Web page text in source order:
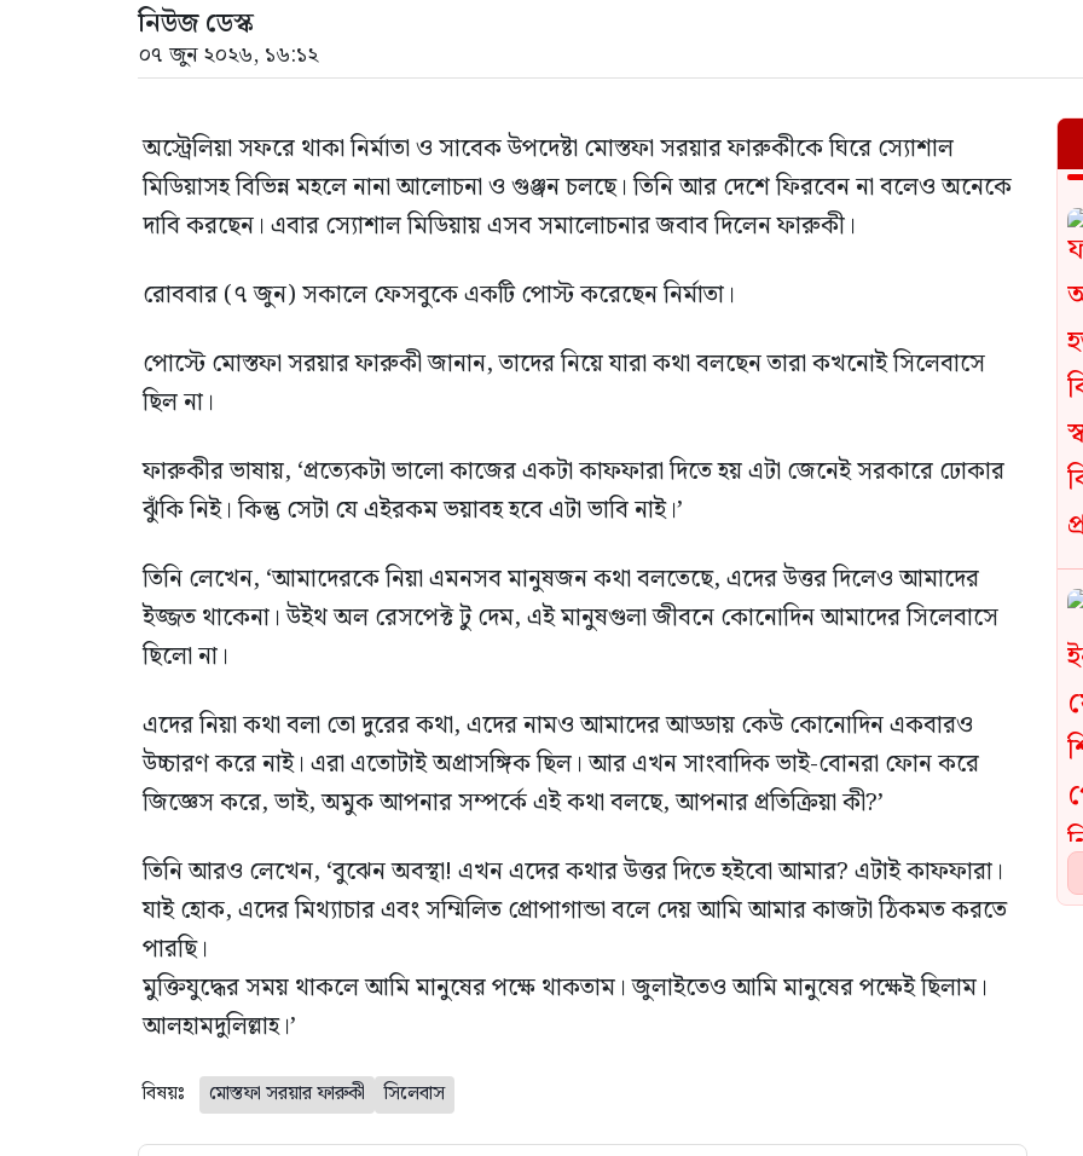
নিউজ ডেস্ক
০৭ জুন ২০২৬, ১৬:১২
অস্ট্রেলিয়া সফরে থাকা নির্মাতা ও সাবেক উপদেষ্টা মোস্তফা সরয়ার ফারুকীকে ঘিরে স্যোশাল
মিডিয়াসহ বিভিন্ন মহলে নানা আলোচনা ও গুঞ্জন চলছে। তিনি আর দেশে ফিরবেন না বলেও অনেকে
দাবি করছেন। এবার স্যোশাল মিডিয়ায় এসব সমালোচনার জবাব দিলেন ফারুকী।
রোববার (৭ জুন) সকালে ফেসবুকে একটি পোস্ট করেছেন নির্মাতা।
পোস্টে মোস্তফা সরয়ার ফারুকী জানান, তাদের নিয়ে যারা কথা বলছেন তারা কখনোই সিলেবাসে
ছিল না।
ফারুকীর ভাষায়, ‘প্রত্যেকটা ভালো কাজের একটা কাফফারা দিতে হয় এটা জেনেই সরকারে ঢোকার
ঝুঁকি নিই। কিন্তু সেটা যে এইরকম ভয়াবহ হবে এটা ভাবি নাই।’
তিনি লেখেন, ‘আমাদেরকে নিয়া এমনসব মানুষজন কথা বলতেছে, এদের উত্তর দিলেও আমাদের
ইজ্জত থাকেনা। উইথ অল রেসপেক্ট টু দেম, এই মানুষগুলা জীবনে কোনোদিন আমাদের সিলেবাসে
ছিলো না।
এদের নিয়া কথা বলা তো দুরের কথা, এদের নামও আমাদের আড্ডায় কেউ কোনোদিন একবারও
উচ্চারণ করে নাই। এরা এতোটাই অপ্রাসঙ্গিক ছিল। আর এখন সাংবাদিক ভাই-বোনরা ফোন করে
জিজ্ঞেস করে, ভাই, অমুক আপনার সম্পর্কে এই কথা বলছে, আপনার প্রতিক্রিয়া কী?’
তিনি আরও লেখেন, ‘বুঝেন অবস্থা! এখন এদের কথার উত্তর দিতে হইবো আমার? এটাই কাফফারা।
যাই হোক, এদের মিথ্যাচার এবং সম্মিলিত প্রোপাগান্ডা বলে দেয় আমি আমার কাজটা ঠিকমত করতে
পারছি।
মুক্তিযুদ্ধের সময় থাকলে আমি মানুষের পক্ষে থাকতাম। জুলাইতেও আমি মানুষের পক্ষেই ছিলাম।
আলহামদুলিল্লাহ।’
বিষয়ঃ মোস্তফা সরয়ার ফারুকী সিলেবাস